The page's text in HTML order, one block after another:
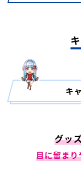
キ
グッ
目に留ま